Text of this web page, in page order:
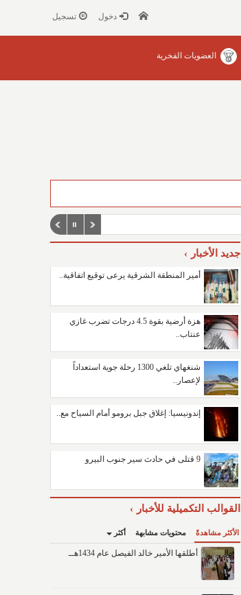
دخول تسجيل
العضويات الفخرية
جديد الأخبار
أمير المنطقة الشرقية يرعى توقيع اتفاقية..
هزة أرضية بقوة 4.5 درجات تضرب غازي
عنتاب..
شنغهاي تلغي 1300 رحلة جوية استعداداً
لإعصار..
إندونيسيا: إغلاق جبل برومو أمام السياح مع..
9 قتلى في حادث سير جنوب البيرو
القوالب التكميلية للأخبار
الأكثر مشاهدةً محتويات مشابهة أكثر
أطلقها الأمير خالد الفيصل عام 1434هــ